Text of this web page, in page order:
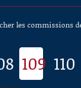
les commissions
109 110